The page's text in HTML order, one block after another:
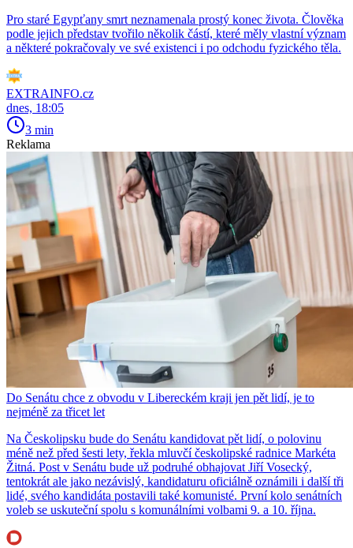
Pro staré Egypťany smrt neznamenala prostý konec života. Člověka
podle jejich představ tvořilo několik částí, které měly vlastní význam
a některé pokračovaly ve své existenci i po odchodu fyzického těla.
EXTRAINFO.cz
dnes, 18:05
3 min
Reklama
Do Senátu chce z obvodu v Libereckém kraji jen pět lidí, je to
nejméně za třicet let
Na Českolipsku bude do Senátu kandidovat pět lidí, o polovinu
méně než před šesti lety, řekla mluvčí českolipské radnice Markéta
Žitná. Post v Senátu bude už podruhé obhajovat Jiří Vosecký,
tentokrát ale jako nezávislý, kandidaturu oficiálně oznámili i další tři
lidé, svého kandidáta postavili také komunisté. První kolo senátních
voleb se uskuteční spolu s komunálními volbami 9. a 10. října.